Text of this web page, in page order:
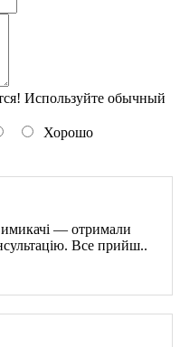
Используйте обычный
Хорошо
— отримали
Все прийш..